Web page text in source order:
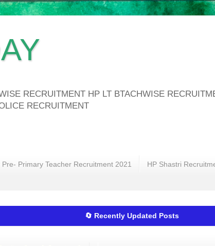
RECRUITMENT HP LT BTACHWISE
RECRUITMENT
Pre- Primary Teacher Recruitment 2021 HP Shastri
🔄 Recently Updated Posts